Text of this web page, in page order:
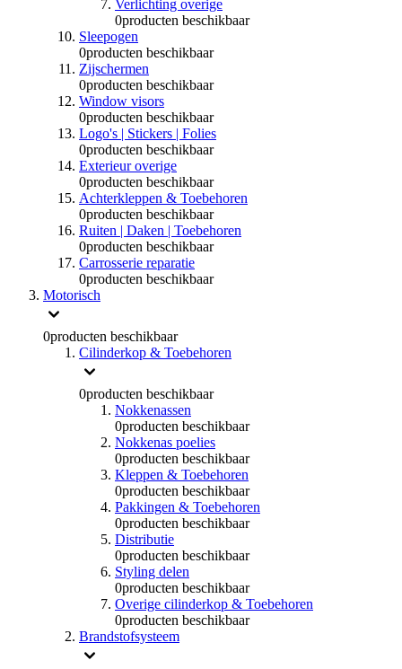
Verlichting overige
0producten beschikbaar
Sleepogen
0producten beschikbaar
Zijschermen
0producten beschikbaar
Window visors
0producten beschikbaar
Logo's | Stickers | Folies
0producten beschikbaar
Exterieur overige
0producten beschikbaar
Achterkleppen & Toebehoren
0producten beschikbaar
Ruiten | Daken | Toebehoren
0producten beschikbaar
Carrosserie reparatie
0producten beschikbaar
Motorisch
0producten beschikbaar
Cilinderkop & Toebehoren
0producten beschikbaar
Nokkenassen
0producten beschikbaar
Nokkenas poelies
0producten beschikbaar
Kleppen & Toebehoren
0producten beschikbaar
Pakkingen & Toebehoren
0producten beschikbaar
Distributie
0producten beschikbaar
Styling delen
0producten beschikbaar
Overige cilinderkop & Toebehoren
0producten beschikbaar
Brandstofsysteem